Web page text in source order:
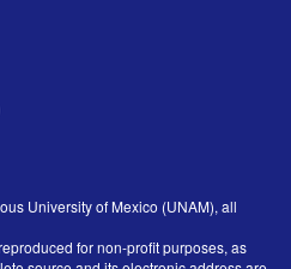
University of Mexico (UNAM), all
for non-profit purposes, as